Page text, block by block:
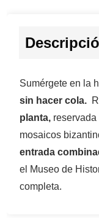
Sumérgete en la
sin hacer cola.
planta,
mosaicos
entrada
el Museo de
completa.